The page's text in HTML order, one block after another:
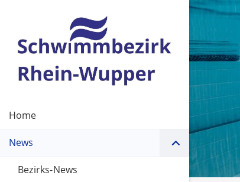
Home
News
Bezirks-News